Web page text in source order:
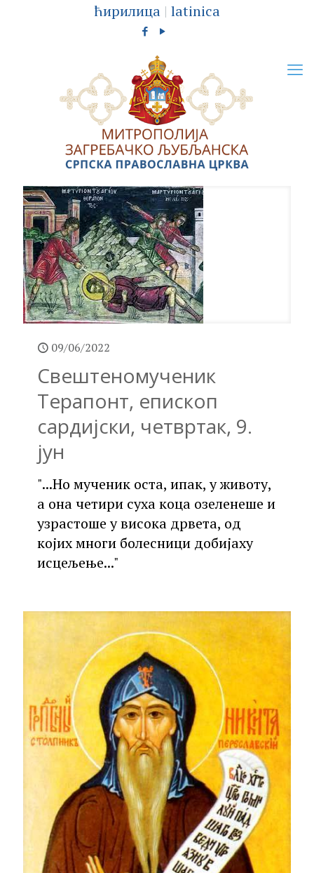
ћирилица | latinica
09/06/2022
Свештеномученик
Терапонт, епископ
сардијски, четвртак, 9.
јун
"...Но мученик оста, ипак, у животу,
а она четири суха коца озеленеше и
узрастоше у висока дрвета, од
којих многи болесници добијаху
исцељење..."